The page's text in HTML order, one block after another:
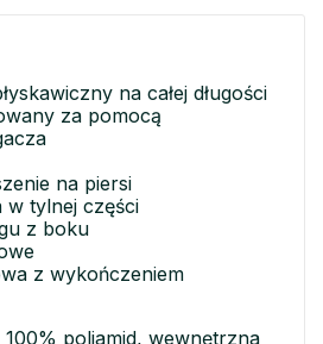
na całej długości
za pomocą
na piersi
w tylnej części
z boku
z wykończeniem
100% poliamid, wewnętrzna